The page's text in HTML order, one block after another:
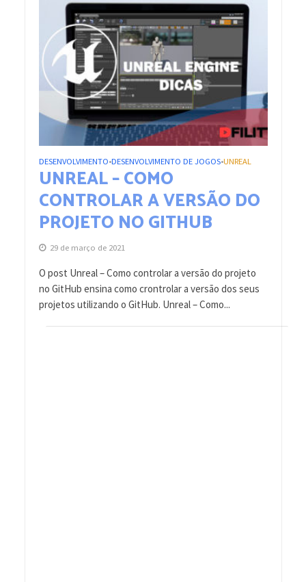
DESENVOLVIMENTO•DESENVOLVIMENTO DE JOGOS•UNREAL
UNREAL – COMO
CONTROLAR A VERSÃO DO
PROJETO NO GITHUB
29 de março de 2021
O post Unreal – Como controlar a versão do projeto
no GitHub ensina como crontrolar a versão dos seus
projetos utilizando o GitHub. Unreal – Como...